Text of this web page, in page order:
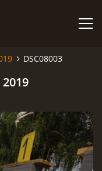
DSC08003